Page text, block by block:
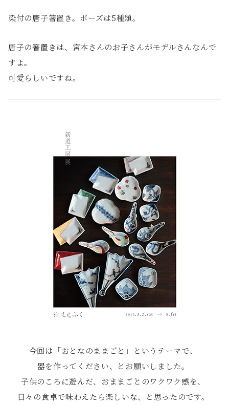
染付の唐子箸置き。ポーズは5種類。
唐子の箸置きは、宮本さんのお子さんがモデルさんなんで
すよ。
可愛らしいですね。
今回は「おとなのままごと」というテーマで、
器を作ってください、とお願いしました。
子供のころに遊んだ、おままごとのワクワク感を、
日々の食卓で味わえたら楽しいな、と思ったのです。